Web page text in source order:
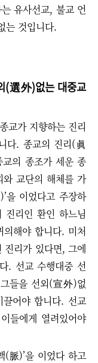
유사선교, 불교 언
는 것입니다.
(選外)없는 대중교
교가 지향하는 진리
다. 종교의 진리(眞
의 종조가 세운 종
교단의 해체를 가
’을 이었다고 주장하
진리인 환인 하느님
해야 합니다. 미처
진리가 있다면, 그에
. 선교 수행대중 선
들을 선외(宣外)없
어야 합니다. 선교
들에게 열려있어야
(脈)’을 이었다 하고